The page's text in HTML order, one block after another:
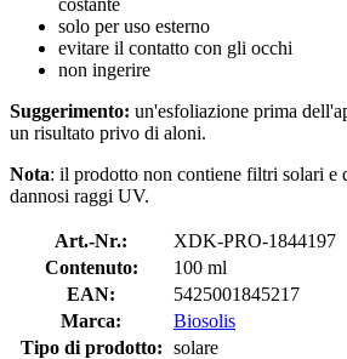
solo per uso esterno
evitare il contatto con gli occhi
non ingerire
Suggerimento: un'esfoliazione prima
un risultato privo di aloni.
Nota: il prodotto non contiene filtri solari e
dannosi raggi UV.
Art.-Nr.:
XDK-PRO-1844197
Contenuto:
100 ml
EAN:
5425001845217
Marca:
Biosolis
Tipo di prodotto: solare